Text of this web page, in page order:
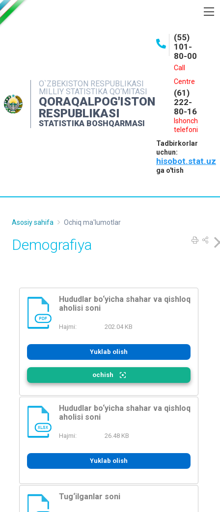
O`ZBEKISTON RESPUBLIKASI
MILLIY STATISTIKA QO‘MITASI
QORAQALPOG'ISTON
RESPUBLIKASI
STATISTIKA BOSHQARMASI
(55)
101-
80-00
Call
Centre
(61)
222-
80-16
Ishonch
telefoni
Tadbirkorlar
uchun:
hisobot.stat.uz
ga o'tish
INTERAKTIV XIZMATLAR
MATBUOT XIZMATI
MUROJAATLAR
Asosiy sahifa Ochiq ma'lumotlar
Demografiya
PDF
Hududlar bo‘yicha shahar va qishloq
aholisi soni
Hajmi: 202.04 KB
Yuklab olish
ochish
XLSX
Hududlar bo‘yicha shahar va qishloq
aholisi soni
Hajmi: 26.48 KB
Yuklab olish
Tug‘ilganlar soni